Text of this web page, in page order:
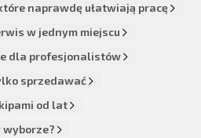
naprawdę ułatwiają pracę
w jednym miejscu
dla profesjonalistów
sprzedawać
od lat
wyborze?